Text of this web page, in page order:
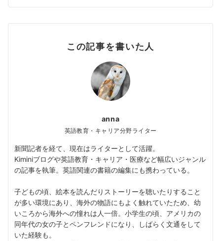
この記事を書いた人
anna
英語教育・キャリア分野ライター
新聞記者を経て、現在はライターとして活躍。
Kiminiブログや英語教育・キャリア・医療など幅広いジャンル
の記事を執筆。英語関連の書籍の編集にも携わっている。
子どもの頃、絵本を読んだりストーリーを聴いたりすること
が多い環境にあり、海外の物語にもよく触れていたため、幼
いころから海外への憧れは人一倍。小学生の頃、アメリカの
同年代の女の子とペンフレンドになり、しばらく文通をして
いた経験も。